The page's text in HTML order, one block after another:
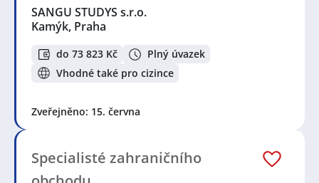
SANGU STUDYS s.r.o.
Kamýk, Praha
do 73 823 Kč
Plný úvazek
Vhodné také pro cizince
Zveřejněno: 15. června
Specialisté zahraničního